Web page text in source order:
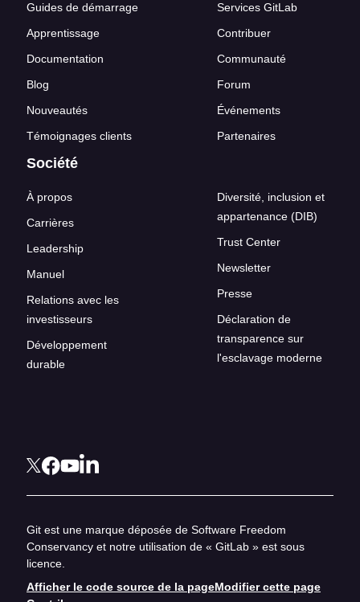
Guides de démarrage
Apprentissage
Documentation
Blog
Nouveautés
Témoignages clients
Services GitLab
Contribuer
Communauté
Forum
Événements
Partenaires
Société
À propos
Carrières
Leadership
Manuel
Relations avec les
investisseurs
Développement
durable
Diversité, inclusion et
appartenance (DIB)
Trust Center
Newsletter
Presse
Déclaration de
transparence sur
l'esclavage moderne
Git est une marque déposée de Software Freedom
Conservancy et notre utilisation de « GitLab » est sous
licence.
Afficher le code source de la pageModifier cette page